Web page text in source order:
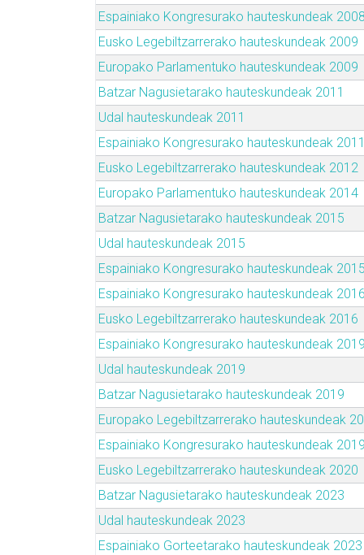
Espainiako Kongresurako hauteskundeak 2008
Eusko Legebiltzarrerako hauteskundeak 2009
Europako Parlamentuko hauteskundeak 2009
Batzar Nagusietarako hauteskundeak 2011
Udal hauteskundeak 2011
Espainiako Kongresurako hauteskundeak 2011
Eusko Legebiltzarrerako hauteskundeak 2012
Europako Parlamentuko hauteskundeak 2014
Batzar Nagusietarako hauteskundeak 2015
Udal hauteskundeak 2015
Espainiako Kongresurako hauteskundeak 2015
Espainiako Kongresurako hauteskundeak 2016
Eusko Legebiltzarrerako hauteskundeak 2016
Espainiako Kongresurako hauteskundeak 2019
Udal hauteskundeak 2019
Batzar Nagusietarako hauteskundeak 2019
Europako Legebiltzarrerako hauteskundeak
Espainiako Kongresurako hauteskundeak 2019
Eusko Legebiltzarrerako hauteskundeak 2020
Batzar Nagusietarako hauteskundeak 2023
Udal hauteskundeak 2023
Espainiako Gorteetarako hauteskundeak 2023